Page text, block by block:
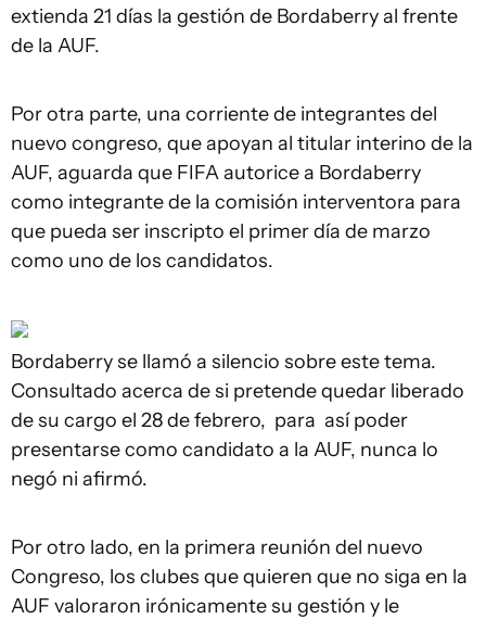
extienda 21 días la gestión de Bordaberry al frente
de la AUF.
Por otra parte, una corriente de integrantes del
nuevo congreso, que apoyan al titular interino de la
AUF, aguarda que FIFA autorice a Bordaberry
como integrante de la comisión interventora para
que pueda ser inscripto el primer día de marzo
como uno de los candidatos.
Bordaberry se llamó a silencio sobre este tema.
Consultado acerca de si pretende quedar liberado
de su cargo el 28 de febrero, para así poder
presentarse como candidato a la AUF, nunca lo
negó ni afirmó.
Por otro lado, en la primera reunión del nuevo
Congreso, los clubes que quieren que no siga en la
AUF valoraron irónicamente su gestión y le